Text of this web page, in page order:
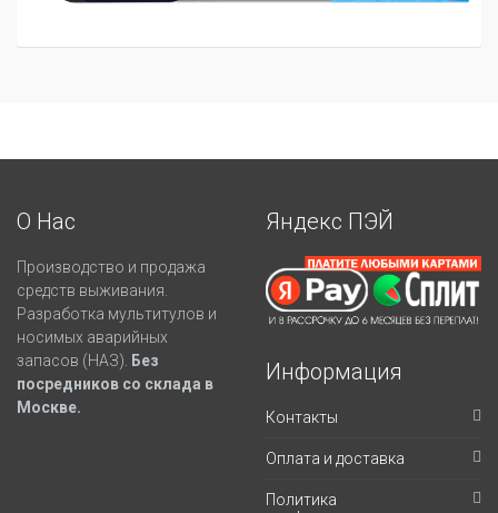
О Нас
Производство и продажа
средств выживания.
Разработка мультитулов и
носимых аварийных
запасов (НАЗ).
Без
посредников со склада в
Москве.
Яндекс ПЭЙ
Информация
Контакты
Оплата и доставка
Политика